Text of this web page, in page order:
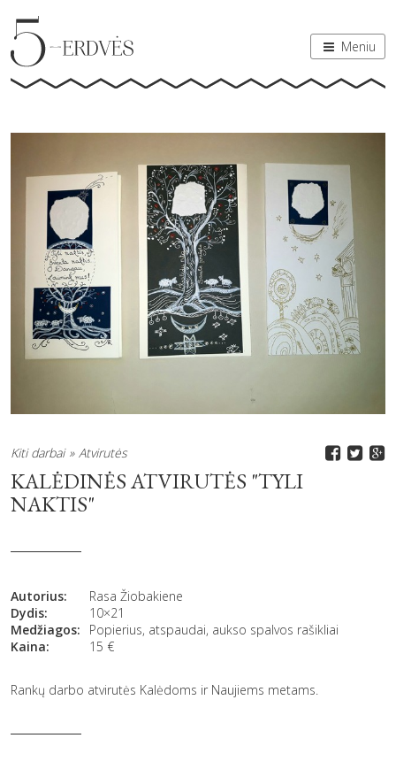
Meniu
Kiti darbai Atvirutės
KALĖDINĖS ATVIRUTĖS "TYLI
NAKTIS"
Autorius:
Rasa Žiobakiene
Dydis:
10×21
Medžiagos:
Popierius, atspaudai, aukso spalvos rašikliai
Kaina:
15 €
Rankų darbo atvirutės Kalėdoms ir Naujiems metams.